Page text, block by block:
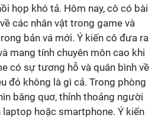
họp khó tả. Hôm nay, cô có bài
các nhân vật trong game và
bản vá mới. Ý kiến cô đưa ra
mang tính chuyên môn cao khi
có sự tương hỗ và quân bình về
đó không là gì cả. Trong phòng
bâng quơ, thỉnh thoảng người
laptop hoặc smartphone. Ý kiến